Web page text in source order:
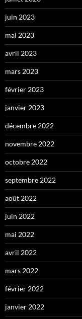
juin 2023
mai 2023
avril 2023
mars 2023
février 2023
janvier 2023
décembre 2022
novembre 2022
octobre 2022
septembre 2022
août 2022
juin 2022
mai 2022
avril 2022
mars 2022
février 2022
janvier 2022